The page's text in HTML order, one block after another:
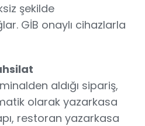
şekilde
GİB onaylı cihazlarla
aldığı sipariş,
olarak yazarkasa
restoran yazarkasa